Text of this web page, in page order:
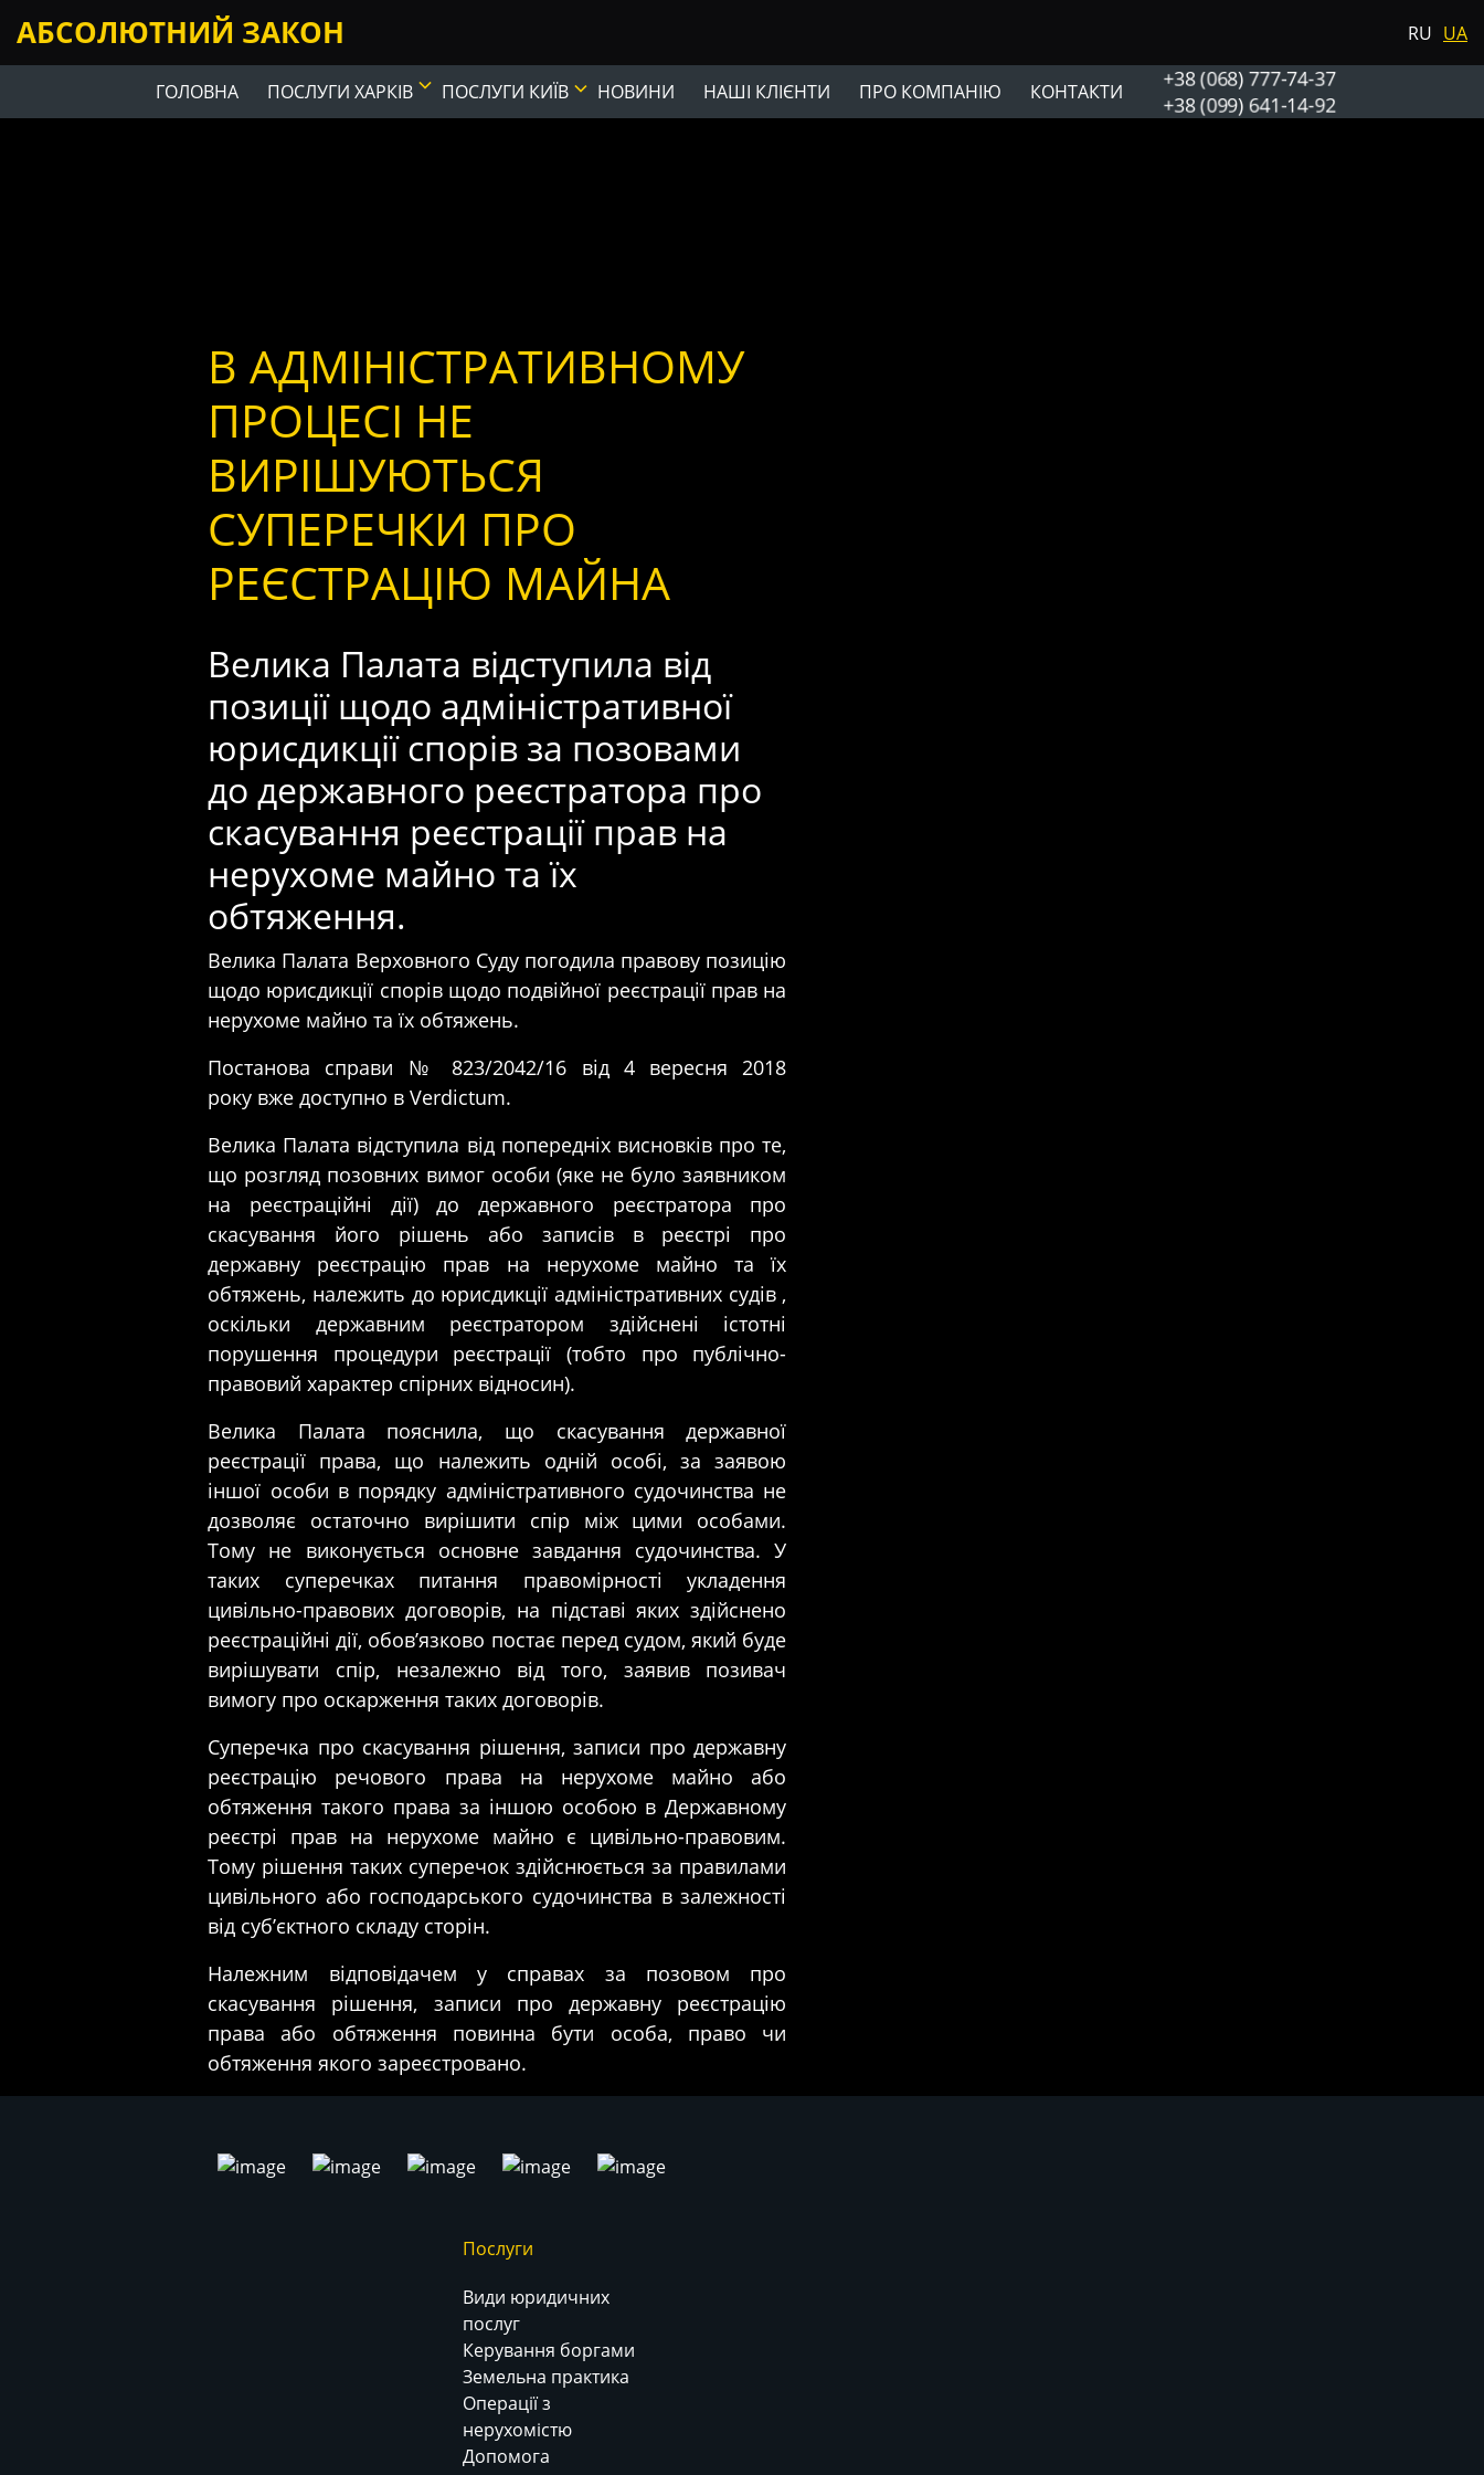
АБСОЛЮТНИЙ ЗАКОН RU UA
ГОЛОВНА ПОСЛУГИ ХАРКІВ ПОСЛУГИ КИЇВ НОВИНИ НАШІ КЛІЄНТИ ПРО КОМПАНІЮ КОНТАКТИ
+38 (068) 777-74-37
+38 (099) 641-14-92
В АДМІНІСТРАТИВНОМУ
ПРОЦЕСІ НЕ
ВИРІШУЮТЬСЯ
СУПЕРЕЧКИ ПРО
РЕЄСТРАЦІЮ МАЙНА
Велика Палата відступила від
позиції щодо адміністративної
юрисдикції спорів за позовами
до державного реєстратора про
скасування реєстрації прав на
нерухоме майно та їх
обтяження.
Велика Палата Верховного Суду погодила правову позицію
щодо юрисдикції спорів щодо подвійної реєстрації прав на
нерухоме майно та їх обтяжень.
Постанова справи № 823/2042/16 від 4 вересня 2018
року вже доступно вVerdictum.
Велика Палата відступила від попередніх висновків про те,
що розгляд позовних вимог особи (яке не було заявником
на реєстраційні дії) до державного реєстратора про
скасування його рішень або записів в реєстрі про
державну реєстрацію прав на нерухоме майно та їх
обтяжень, належить до юрисдикції адміністративних судів ,
оскільки державним реєстратором здійснені істотні
порушення процедури реєстрації (тобто про публічно-
правовий характер спірних відносин).
Велика Палата пояснила, що скасування державної
реєстрації права, що належить одній особі, за заявою
іншої особи в порядку адміністративного судочинства не
дозволяє остаточно вирішити спір між цими особами.
Тому не виконується основне завдання судочинства. У
таких суперечках питання правомірності укладення
цивільно-правових договорів, на підставі яких здійснено
реєстраційні дії, обов’язково постає перед судом, який буде
вирішувати спір, незалежно від того, заявив позивач
вимогу про оскарження таких договорів.
Суперечка про скасування рішення, записи про державну
реєстрацію речового права на нерухоме майно або
обтяження такого права за іншою особою в Державному
реєстрі прав на нерухоме майно є цивільно-правовим.
Тому рішення таких суперечок здійснюється за правилами
цивільного або господарського судочинства в залежності
від суб’єктного складу сторін.
Належним відповідачем у справах за позовом про
скасування рішення, записи про державну реєстрацію
права або обтяження повинна бути особа, право чи
обтяження якого зареєстровано.
Послуги
Види юридичних
послуг
Керування боргами
Земельна практика
Операції з
нерухомістю
Допомога